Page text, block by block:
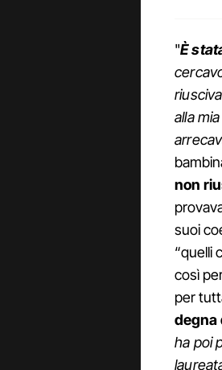
"È
alla
non
suoi
“quelli
così
per
degna
ha poi